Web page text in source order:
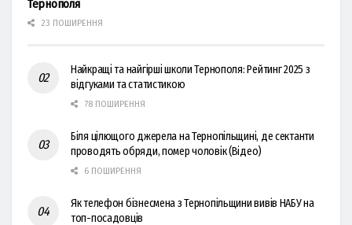
Тернополя
23 ПОШИРЕННЯ
Найкращі та найгірші школи Тернополя: Рейтинг 2025 з
відгуками та статистикою
78 ПОШИРЕННЯ
Біля цілющого джерела на Тернопільщині, де сектанти
проводять обряди, помер чоловік (Відео)
6 ПОШИРЕННЯ
Як телефон бізнесмена з Тернопільщини вивів НАБУ на
топ-посадовців